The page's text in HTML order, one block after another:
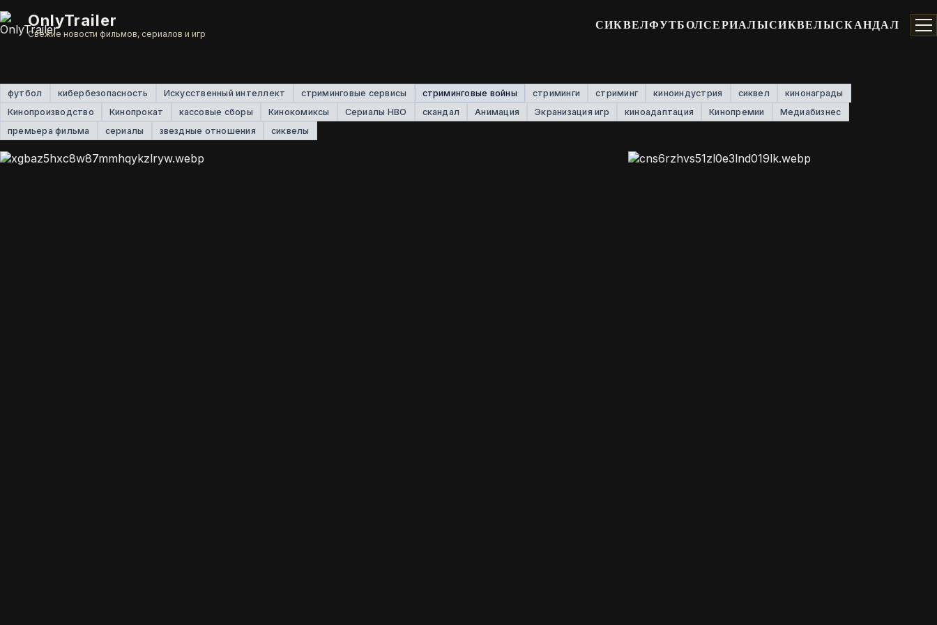
OnlyTrailer
Свежие новости фильмов, сериалов и игр
СИКВЕЛФУТБОЛСЕРИАЛЫСИКВЕЛЫСКАНДАЛ
футбол кибербезопасность Искусственный интеллект стриминговые сервисы стриминговые войны стриминги стриминг киноиндустрия сиквел
кинонаграды
Кинопроизводство
Кинопрокат кассовые сборы Кинокомиксы Сериалы HBO скандал Анимация Экранизация игр киноадаптация Кинопремии
Медиабизнес
премьера фильма
сериалы звездные отношения сиквелы